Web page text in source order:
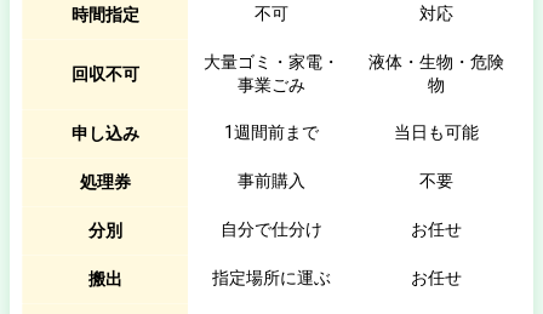
時間指定 不可 対応
回収不可
大量ゴミ・家電・
事業ごみ
液体・生物・危険
物
申し込み 1週間前まで 当日も可能
処理券 事前購入 不要
分別 自分で仕分け お任せ
搬出 指定場所に運ぶ お任せ